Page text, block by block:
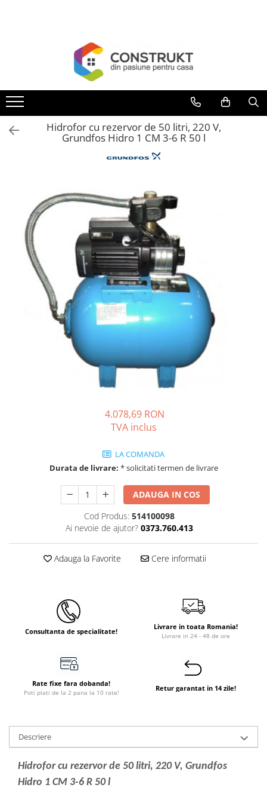
Termoseminee, seminee si sobe
Cazane pe combustibil solid
Cazane pe combustibil gazos/lichid
Radiatoare si convectoare
Incalzire in pardoseala
Panouri radiante si incalzitoare cu
infrarosu
Solutii de curatare si tratare
Schimbatoare de caldura
Pompe de caldura
Contoare energie termica
Sisteme de degivrare
Incalzitoare pe motorina / gaz
Pompe de circulatie si accesorii
Vase de expansiune termice
Detectoare si regulatoare de gaz si
Producere apa calda menajera
Rezervoare de acumulare
Panouri solare plane
Pachete complete panouri solare
Panouri solare fotovoltaice
Ventilatie si climatizare
Perdele de aer
Ventiloconvectoare si sisteme VRF
Chillere
Rooftop-uri pentru racire si
Hidrofor cu rezervor de 50 litri, 220 V,
Grundfos Hidro 1 CM 3-6 R 50 l
4.078,69 RON
TVA inclus
LA COMANDA
Durata de livrare: * solicitati termen de livrare
ADAUGA IN COS
Cod Produs: 514100098
Ai nevoie de ajutor? 0373.760.413
Adauga la Favorite Cere informatii
Consultanta de specialitate! Livrare in toata Romania!
Livrare in 24 - 48 de ore
Rate fixe fara dobanda!
Poti plati de la 2 pana la 10 rate!
Retur garantat in 14 zile!
Descriere
Hidrofor cu rezervor de 50 litri, 220 V, Grundfos
Hidro 1 CM 3-6 R 50 l